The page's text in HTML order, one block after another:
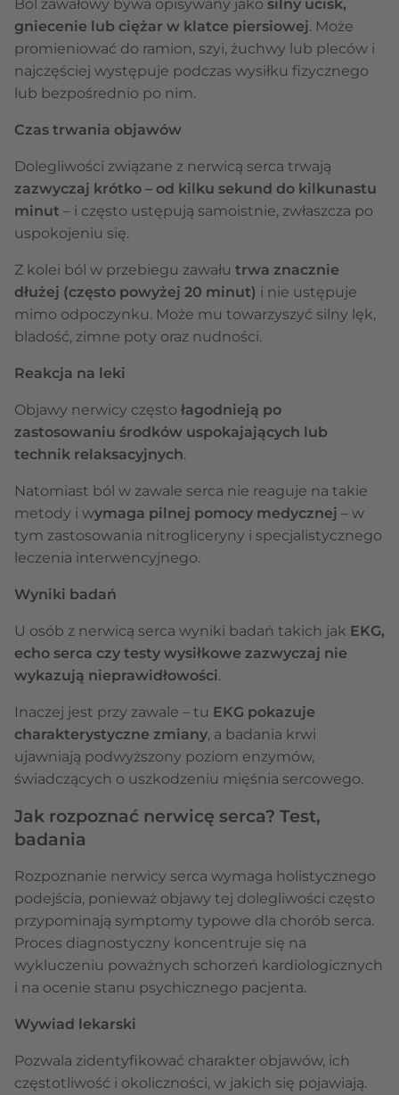
Ból zawałowy bywa opisywany jako silny ucisk,
gniecenie lub ciężar w klatce piersiowej. Może
promieniować do ramion, szyi, żuchwy lub pleców i
najczęściej występuje podczas wysiłku fizycznego
lub bezpośrednio po nim.
Czas trwania objawów
Dolegliwości związane z nerwicą serca trwają
zazwyczaj krótko – od kilku sekund do kilkunastu
minut – i często ustępują samoistnie, zwłaszcza po
uspokojeniu się.
Z kolei ból w przebiegu zawału trwa znacznie
dłużej (często powyżej 20 minut) i nie ustępuje
mimo odpoczynku. Może mu towarzyszyć silny lęk,
bladość, zimne poty oraz nudności.
Reakcja na leki
Objawy nerwicy często łagodnieją po
zastosowaniu środków uspokajających lub
technik relaksacyjnych.
Natomiast ból w zawale serca nie reaguje na takie
metody i wymaga pilnej pomocy medycznej – w
tym zastosowania nitrogliceryny i specjalistycznego
leczenia interwencyjnego.
Wyniki badań
U osób z nerwicą serca wyniki badań takich jak EKG,
echo serca czy testy wysiłkowe zazwyczaj nie
wykazują nieprawidłowości.
Inaczej jest przy zawale – tu EKG pokazuje
charakterystyczne zmiany, a badania krwi
ujawniają podwyższony poziom enzymów,
świadczących o uszkodzeniu mięśnia sercowego.
Jak rozpoznać nerwicę serca? Test,
badania
Rozpoznanie nerwicy serca wymaga holistycznego
podejścia, ponieważ objawy tej dolegliwości często
przypominają symptomy typowe dla chorób serca.
Proces diagnostyczny koncentruje się na
wykluczeniu poważnych schorzeń kardiologicznych
i na ocenie stanu psychicznego pacjenta.
Wywiad lekarski
Pozwala zidentyfikować charakter objawów, ich
częstotliwość i okoliczności, w jakich się pojawiają.